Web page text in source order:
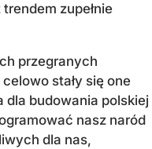
zupełnie
przegranych
stały się one
dla budowania polskiej
nasz naród
dla nas,